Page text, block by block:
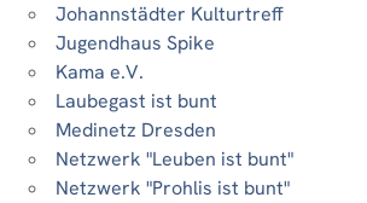
Johannstädter Kulturtreff
Jugendhaus Spike
Kama e.V.
Laubegast ist bunt
Medinetz Dresden
Netzwerk "Leuben ist bunt"
Netzwerk "Prohlis ist bunt"